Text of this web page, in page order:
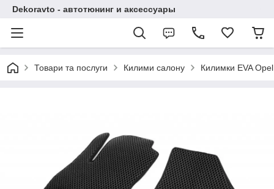
Dekoravto - автотюнинг и аксессуары
Товари та послуги Килими салону Килимки EVA